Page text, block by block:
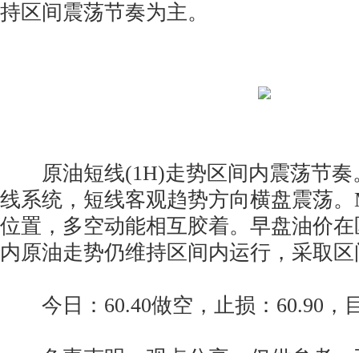
持区间震荡节奏为主。
原油短线(1H)走势区间内震荡节奏
线系统，短线客观趋势方向横盘震荡
位置，多空动能相互胶着。早盘油价
内原油走势仍维持区间内运行，采取
今日：60.40做空，止损：60.90，